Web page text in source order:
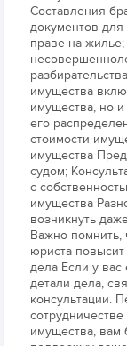
Составления
документов
праве на
имущества
имущества, но
его
стоимости
имущества
судом;
с
имущества
возникнуть
Важно помнить,
юриста
дела Если у вас
детали дела,
консультации.
имущества, вам